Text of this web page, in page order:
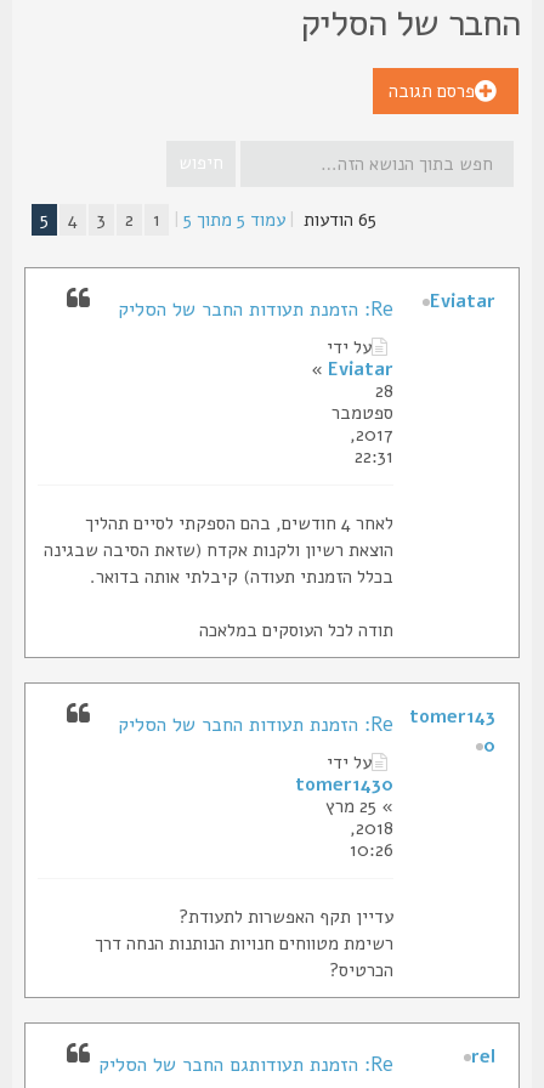
של הסליק
פרסם תגובה
|עמוד5מתוך5
|
1
5
Re: הזמנת תעודות החבר של הסליק
על ידי
Eviatar
»
ספטמבר
2017,
לאחר 4 חודשים, בהם הספקתי לסיים תהליך
הוצאת רשיון ולקנות אקדח (שזאת הסיבה שבגינה
בכלל הזמנתי תעודה) קיבלתי אותה בדואר.
תודה לכל העוסקים במלאכה
Eviatar
Re: הזמנת תעודות החבר של הסליק
על ידי
tomer1430
» 25 מרץ
2018,
10:26
עדיין תקף האפשרות לתעודת?
רשימת מטווחים חנויות הנותנות הנחה דרך
הכרטיס?
tomer143